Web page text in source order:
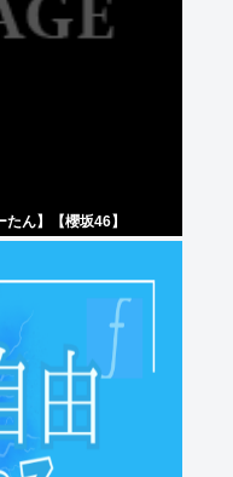
ん】【櫻坂46】